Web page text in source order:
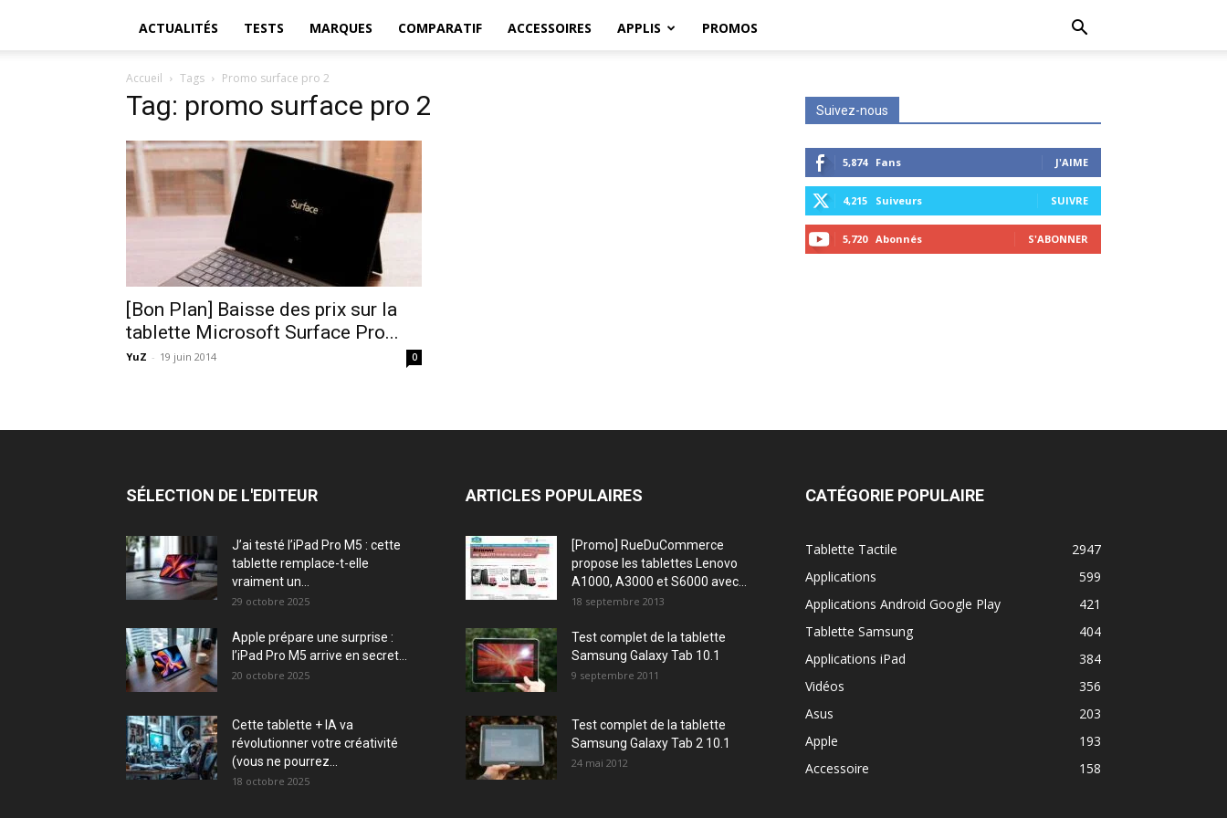
ACTUALITÉS TESTS MARQUES COMPARATIF ACCESSOIRES APPLIS PROMOS
Accueil Tags Promo surface pro 2
Tag: promo surface pro 2
[Bon Plan] Baisse des prix sur la
tablette Microsoft Surface Pro...
YuZ - 19 juin 2014 0
Suivez-nous
5,874 Fans J'AIME
4,215 Suiveurs SUIVRE
5,720 Abonnés S'ABONNER
SÉLECTION DE L'EDITEUR
J’ai testé l’iPad Pro M5 : cette
tablette remplace-t-elle
vraiment un...
29 octobre 2025
Apple prépare une surprise :
l’iPad Pro M5 arrive en secret...
20 octobre 2025
Cette tablette + IA va
révolutionner votre créativité
(vous ne pourrez...
18 octobre 2025
ARTICLES POPULAIRES
[Promo] RueDuCommerce
propose les tablettes Lenovo
A1000, A3000 et S6000 avec...
18 septembre 2013
Test complet de la tablette
Samsung Galaxy Tab 10.1
9 septembre 2011
Test complet de la tablette
Samsung Galaxy Tab 2 10.1
24 mai 2012
CATÉGORIE POPULAIRE
Tablette Tactile
2947
Applications
599
Applications Android Google Play
421
Tablette Samsung
404
Applications iPad
384
Vidéos
356
Asus
203
Apple
193
Accessoire
158